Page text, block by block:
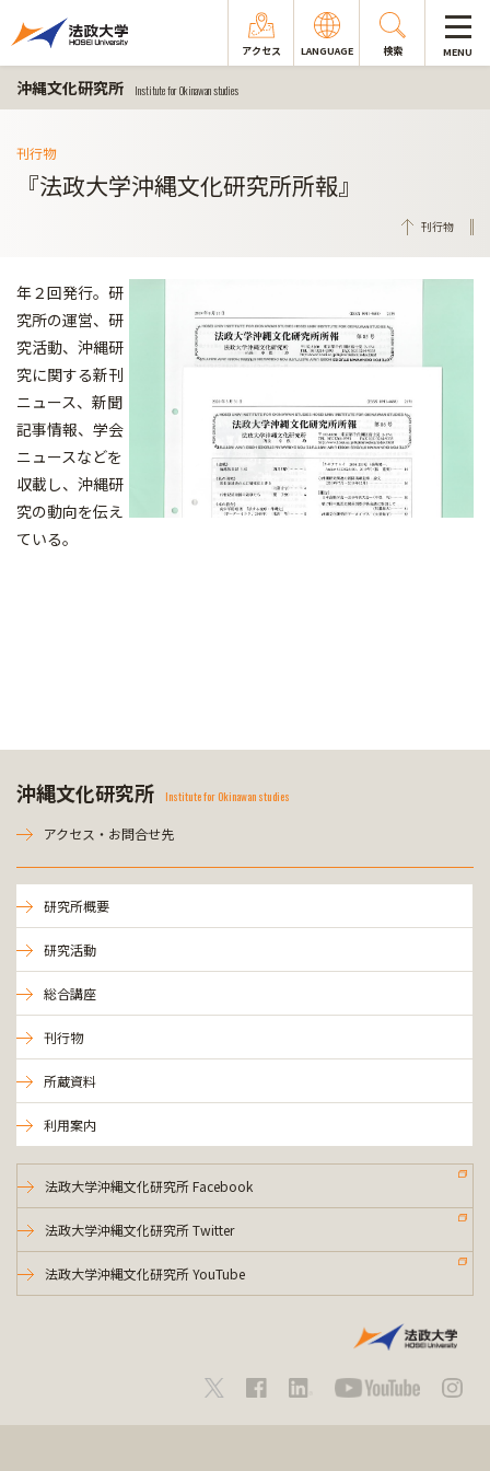
アクセス LANGUAGE 検索 MENU
沖縄文化研究所 Institute for Okinawan studies
刊行物
『法政大学沖縄文化研究所所報』
刊行物
年２回発行。研
究所の運営、研
究活動、沖縄研
究に関する新刊
ニュース、新聞
記事情報、学会
ニュースなどを
収載し、沖縄研
究の動向を伝え
ている。
沖縄文化研究所 Institute for Okinawan studies
アクセス・お問合せ先
研究所概要
研究活動
総合講座
刊行物
所蔵資料
利用案内
法政大学沖縄文化研究所 Facebook
法政大学沖縄文化研究所 Twitter
法政大学沖縄文化研究所 YouTube